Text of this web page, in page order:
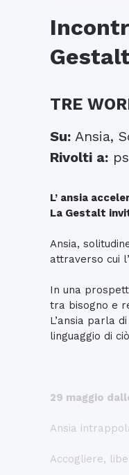
TRE
Su: Ansia,
Rivolti a:
L’ ansia
La Gestalt
Ansia,
attraverso cui
In una
tra bisogno e
L’ansia parla
linguaggio di
29 maggio
Ansia
Accogliere,